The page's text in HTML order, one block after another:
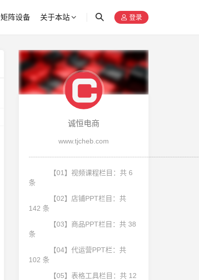
矩阵设备 关于本站 登录
诚恒电商
www.tjcheb.com
【01】视频课程栏目：共 6
条
【02】店铺PPT栏目：共
142 条
【03】商品PPT栏目：共 38
条
【04】代运营PPT栏：共
102 条
【05】表格工具栏目：共 12